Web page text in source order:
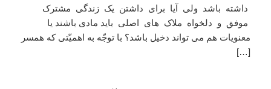
داشته باشد ولی آیا برای داشتن یک زندگی مشترک
موفق و دلخواه ملاک های اصلی باید مادی باشند یا
معنویات هم می تواند دخیل باشد؟ با توجّه به اهمیّتی که همسر
[…]